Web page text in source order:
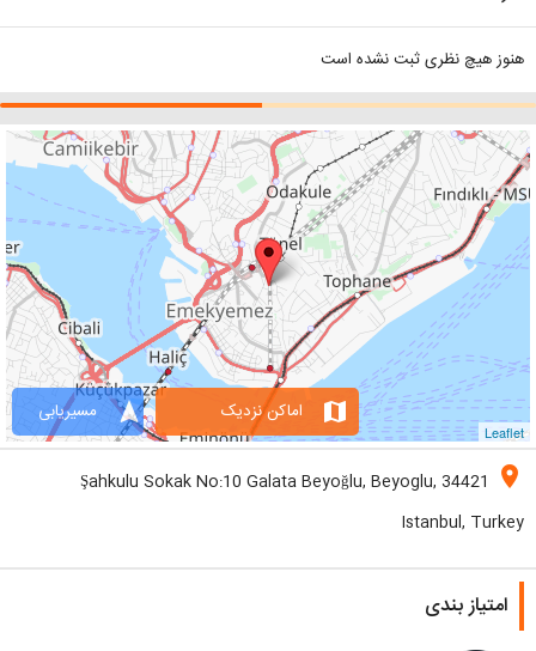
هنوز هیچ نظری ثبت نشده است
Leaflet
navigation مسیریابی map اماکن نزدیک
location_on
Şahkulu Sokak No:10 Galata Beyoğlu, Beyoglu, 34421
Istanbul, Turkey
امتیاز بندی